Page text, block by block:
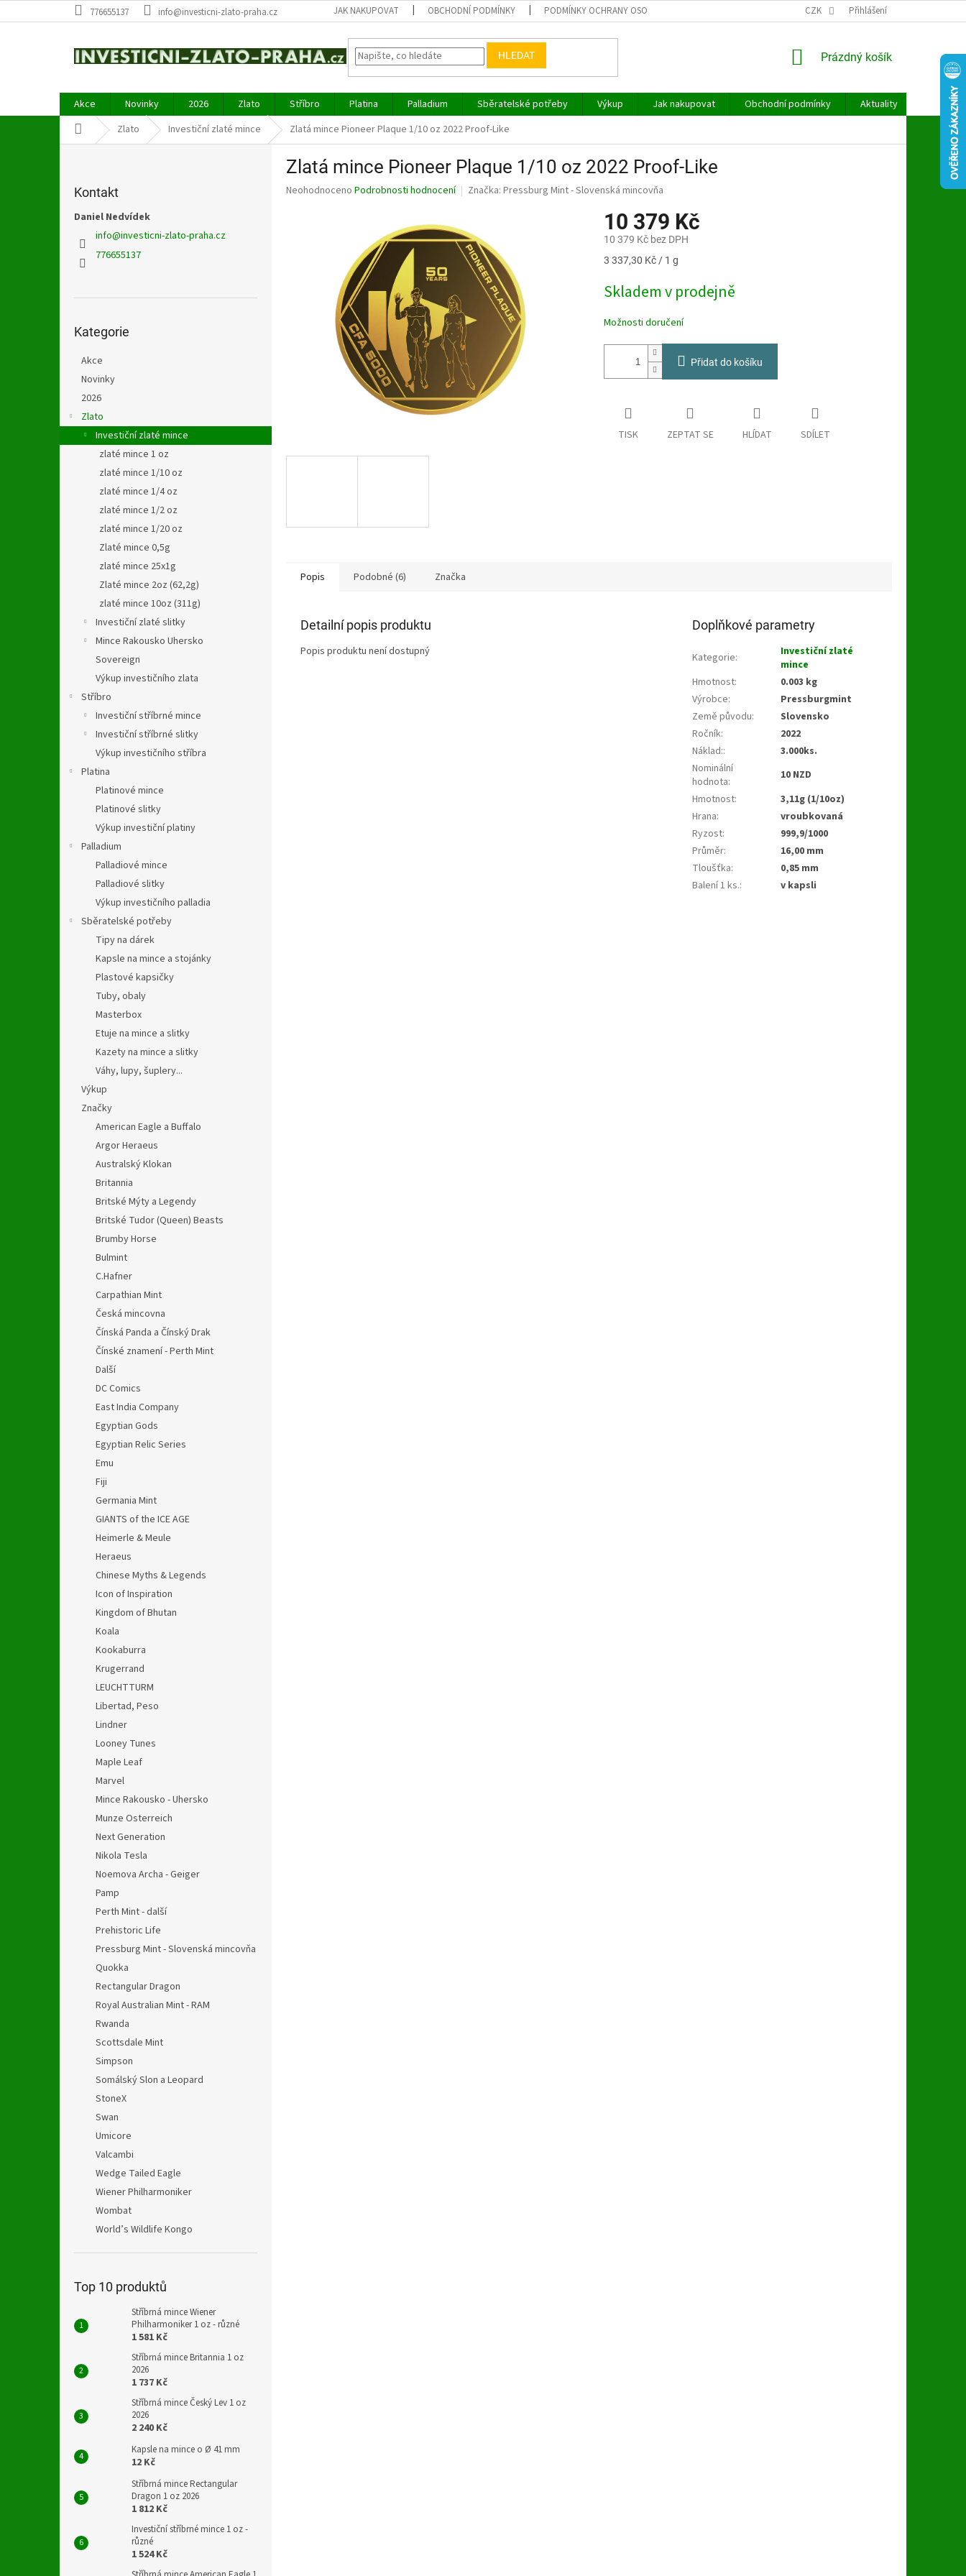
na
776655137 info@investicni-zlato-praha.cz JAK NAKUPOVAT OBCHODNÍ PODMÍNKY PODMÍNKY OCHRANY OSOBNÍCH ÚDAJŮ CZK Přihlášení
HLEDAT
NÁKUPNÍ
Prázdný košík
Akce Novinky 2026 Zlato Stříbro Platina Palladium Sběratelské potřeby Výkup Jak nakupovat Obchodní podmínky Aktuality
Kontakt
Domů Zlato Investiční zlaté mince Zlatá mince Pioneer Plaque 1/10 oz 2022 Proof-Like
Kontakt
Daniel Nedvídek
info@investicni-zlato-praha.cz
776655137
kategorie
Kategorie
Akce
Novinky
2026
Zlato
Investiční zlaté mince
zlaté mince 1 oz
zlaté mince 1/10 oz
zlaté mince 1/4 oz
zlaté mince 1/2 oz
zlaté mince 1/20 oz
Zlaté mince 0,5g
zlaté mince 25x1g
Zlaté mince 2oz (62,2g)
zlaté mince 10oz (311g)
Investiční zlaté slitky
Mince Rakousko Uhersko
Sovereign
Výkup investičního zlata
Stříbro
Investiční stříbrné mince
Investiční stříbrné slitky
Výkup investičního stříbra
Platina
Platinové mince
Platinové slitky
Výkup investiční platiny
Palladium
Palladiové mince
Palladiové slitky
Výkup investičního palladia
Sběratelské potřeby
Tipy na dárek
Kapsle na mince a stojánky
Plastové kapsičky
Tuby, obaly
Masterbox
Etuje na mince a slitky
Kazety na mince a slitky
Váhy, lupy, šuplery...
Výkup
Značky
American Eagle a Buffalo
Argor Heraeus
Australský Klokan
Britannia
Britské Mýty a Legendy
Britské Tudor (Queen) Beasts
Brumby Horse
Bulmint
C.Hafner
Carpathian Mint
Česká mincovna
Čínská Panda a Čínský Drak
Čínské znamení - Perth Mint
Další
DC Comics
East India Company
Egyptian Gods
Egyptian Relic Series
Emu
Fiji
Germania Mint
GIANTS of the ICE AGE
Heimerle & Meule
Heraeus
Chinese Myths & Legends
Icon of Inspiration
Kingdom of Bhutan
Koala
Kookaburra
Krugerrand
LEUCHTTURM
Libertad, Peso
Lindner
Looney Tunes
Maple Leaf
Marvel
Mince Rakousko - Uhersko
Munze Osterreich
Next Generation
Nikola Tesla
Noemova Archa - Geiger
Pamp
Perth Mint - další
Prehistoric Life
Pressburg Mint - Slovenská mincovňa
Quokka
Rectangular Dragon
Royal Australian Mint - RAM
Rwanda
Scottsdale Mint
Simpson
Somálský Slon a Leopard
StoneX
Swan
Umicore
Valcambi
Wedge Tailed Eagle
Wiener Philharmoniker
Wombat
World’s Wildlife Kongo
Top 10 produktů
Stříbrná mince Wiener
Philharmoniker 1 oz - různé
1 581 Kč
Stříbrná mince Britannia 1 oz
2026
1 737 Kč
Stříbrná mince Český Lev 1 oz
2026
2 240 Kč
Kapsle na mince o Ø 41 mm
12 Kč
Stříbrná mince Rectangular
Dragon 1 oz 2026
1 812 Kč
Investiční stříbrné mince 1 oz -
různé
1 524 Kč
Zlatá mince Pioneer Plaque 1/10 oz 2022 Proof-Like
Průměrné
Neohodnoceno Podrobnosti hodnocení Značka: Pressburg Mint - Slovenská mincovňa
10 379 Kč
10 379 Kč bez DPH
Měrná
3 337,30 Kč / 1 g
Skladem v prodejně
Možnosti doručení
Přidat do košíku
TISK ZEPTAT SE HLÍDAT SDÍLET
Popis Podobné (6) Značka
Detailní popis produktu
Popis produktu není dostupný
Doplňkové parametry
Kategorie:
Investiční zlaté
mince
Hmotnost:
0.003 kg
Výrobce:
Pressburgmint
Země původu:
Slovensko
Ročník:
2022
Náklad::
3.000ks.
Nominální
hodnota:
10 NZD
Hmotnost:
3,11g (1/10oz)
Hrana:
vroubkovaná
Ryzost:
999,9/1000
Průměr:
16,00 mm
Tloušťka:
0,85 mm
Balení 1 ks.: v kapsli